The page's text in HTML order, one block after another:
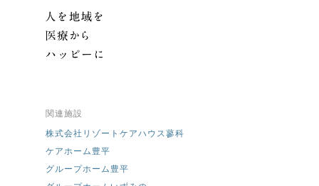
関連施設
株式会社リゾートケアハウス蓼科
ケアホーム豊平
グループホーム豊平